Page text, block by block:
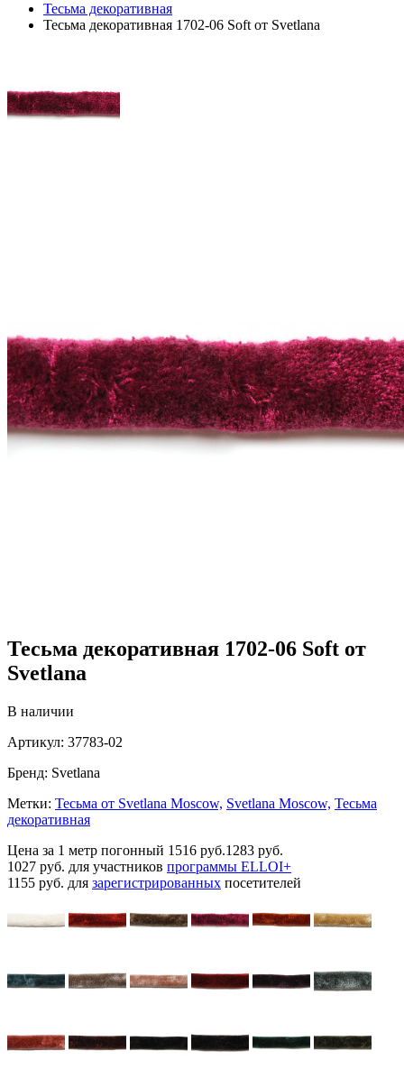
Тесьма декоративная
Тесьма декоративная 1702-06 Soft от Svetlana
Тесьма декоративная 1702-06 Soft от
Svetlana
В наличии
Артикул: 37783-02
Бренд: Svetlana
Метки: Тесьма от Svetlana Moscow, Svetlana Moscow, Тесьма
декоративная
Цена за 1 метр погонный 1516 руб.1283 руб.
1027 руб. для участников программы ELLOI+
1155 руб. для зарегистрированных посетителей